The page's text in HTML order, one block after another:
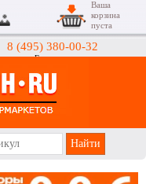
8 (495) 380-00-32
Гипермаркеты
Ваша
корзина
пуста